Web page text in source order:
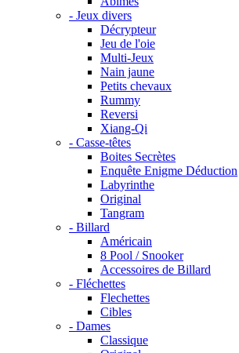
- Jeux divers
Décrypteur
Jeu de l'oie
Multi-Jeux
Nain jaune
Petits chevaux
Rummy
Reversi
Xiang-Qi
- Casse-têtes
Boites Secrètes
Enquête Enigme Déduction
Labyrinthe
Original
Tangram
- Billard
Américain
8 Pool / Snooker
Accessoires de Billard
- Fléchettes
Flechettes
Cibles
- Dames
Classique